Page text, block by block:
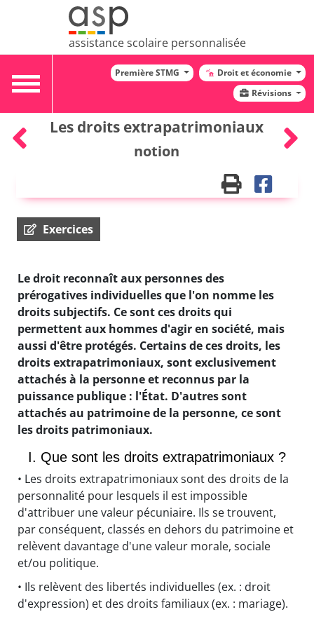
assistance scolaire personnalisée
Toggle
Première STMG
Droit et économie
Révisions
Les droits extrapatrimoniaux
notion
Exercices
Le droit reconnaît aux personnes des
prérogatives individuelles que l'on nomme les
droits subjectifs. Ce sont ces droits qui
permettent aux hommes d'agir en société, mais
aussi d'être protégés. Certains de ces droits, les
droits extrapatrimoniaux, sont exclusivement
attachés à la personne et reconnus par la
puissance publique : l'État. D'autres sont
attachés au patrimoine de la personne, ce sont
les droits patrimoniaux.
I. Que sont les droits extrapatrimoniaux ?
• Les droits extrapatrimoniaux sont des droits de la
personnalité pour lesquels il est impossible
d'attribuer une valeur pécuniaire. Ils se trouvent,
par conséquent, classés en dehors du patrimoine et
relèvent davantage d'une valeur morale, sociale
et/ou politique.
• Ils relèvent des libertés individuelles (ex. : droit
d'expression) et des droits familiaux (ex. : mariage).